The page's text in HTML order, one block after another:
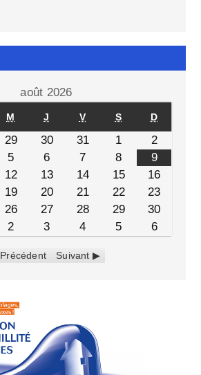
août 2026
M J V S D
29 30 31 1
2
5 6 7 8
9
12 13 14 15
16
19 20 21 22
23
26 27 28 29
30
2 3 4 5 6
Précédent Suivant